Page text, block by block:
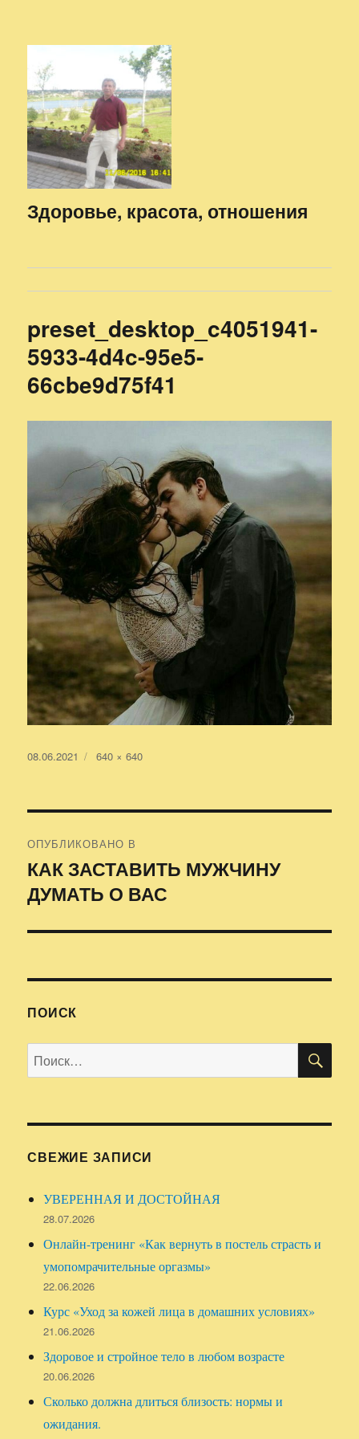
Здоровье, красота, отношения
preset_desktop_c4051941-
5933-4d4c-95e5-
66cbe9d75f41
Опубликовано
08.06.2021
Полный
640 × 640
по
записям
ОПУБЛИКОВАНО В
КАК ЗАСТАВИТЬ МУЖЧИНУ
ДУМАТЬ О ВАС
ПОИСК
Искать:
СВЕЖИЕ ЗАПИСИ
УВЕРЕННАЯ И ДОСТОЙНАЯ
28.07.2026
Онлайн-тренинг «Как вернуть в постель страсть и
умопомрачительные оргазмы»
22.06.2026
Курс «Уход за кожей лица в домашних условиях»
21.06.2026
Здоровое и стройное тело в любом возрасте
20.06.2026
Сколько должна длиться близость: нормы и
ожидания.